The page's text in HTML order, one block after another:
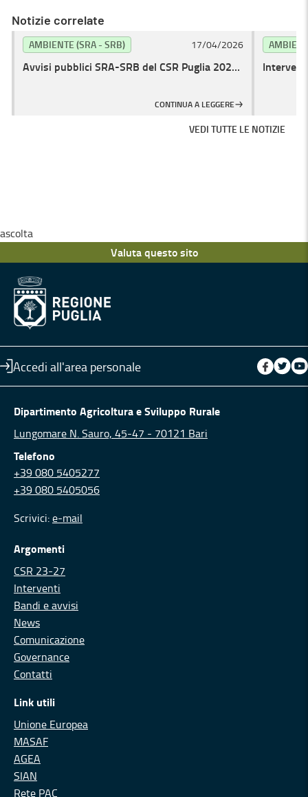
Notizie correlate
AMBIENTE (SRA - SRB) 17/04/2026
Avvisi pubblici SRA-SRB del CSR Puglia 2023-
CONTINUA A LEGGERE
VEDI TUTTE LE NOTIZIE
ascolta
Valuta questo sito
Accedi all'area personale
Dipartimento Agricoltura e Sviluppo Rurale
Lungomare N. Sauro, 45-47 - 70121 Bari
Telefono
+39 080 5405277
+39 080 5405056
Scrivici:e-mail
Argomenti
CSR 23-27
Interventi
Bandi e avvisi
News
Comunicazione
Governance
Contatti
Link utili
Unione Europea
MASAF
AGEA
SIAN
Rete PAC